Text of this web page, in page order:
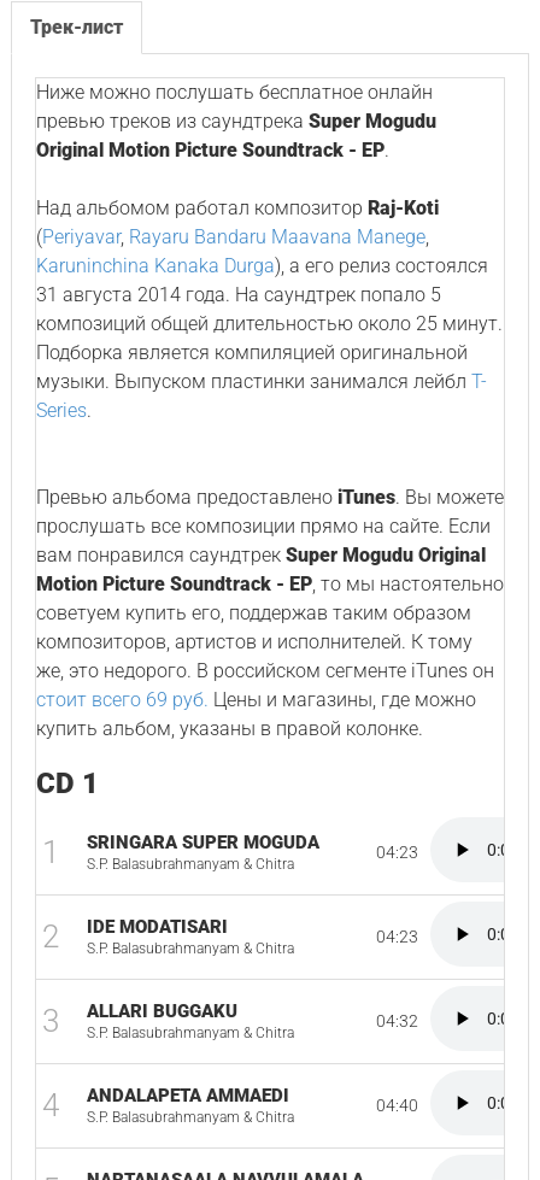
Трек-лист
Ниже можно послушать бесплатное онлайн
превью треков из саундтрека Super Mogudu
Original Motion Picture Soundtrack - EP.
Над альбомом работал композитор Raj-Koti
(Periyavar, Rayaru Bandaru Maavana Manege,
Karuninchina Kanaka Durga), а его релиз состоялся
31 августа 2014 года. На саундтрек попало 5
композиций общей длительностью около 25 минут.
Подборка является компиляцией оригинальной
музыки. Выпуском пластинки занимался лейбл T-
Series.
Превью альбома предоставлено iTunes. Вы можете
прослушать все композиции прямо на сайте. Если
вам понравился саундтрек Super Mogudu Original
Motion Picture Soundtrack - EP, то мы настоятельно
советуем купить его, поддержав таким образом
композиторов, артистов и исполнителей. К тому
же, это недорого. В российском сегменте iTunes он
стоит всего 69 руб. Цены и магазины, где можно
купить альбом, указаны в правой колонке.
CD 1
1 SRINGARA SUPER MOGUDA
S.P. Balasubrahmanyam & Chitra
04:23
2 IDE MODATISARI
S.P. Balasubrahmanyam & Chitra
04:23
3 ALLARI BUGGAKU
S.P. Balasubrahmanyam & Chitra
04:32
4 ANDALAPETA AMMAEDI
S.P. Balasubrahmanyam & Chitra
04:40